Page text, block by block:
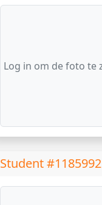
Log in om de foto te
Student